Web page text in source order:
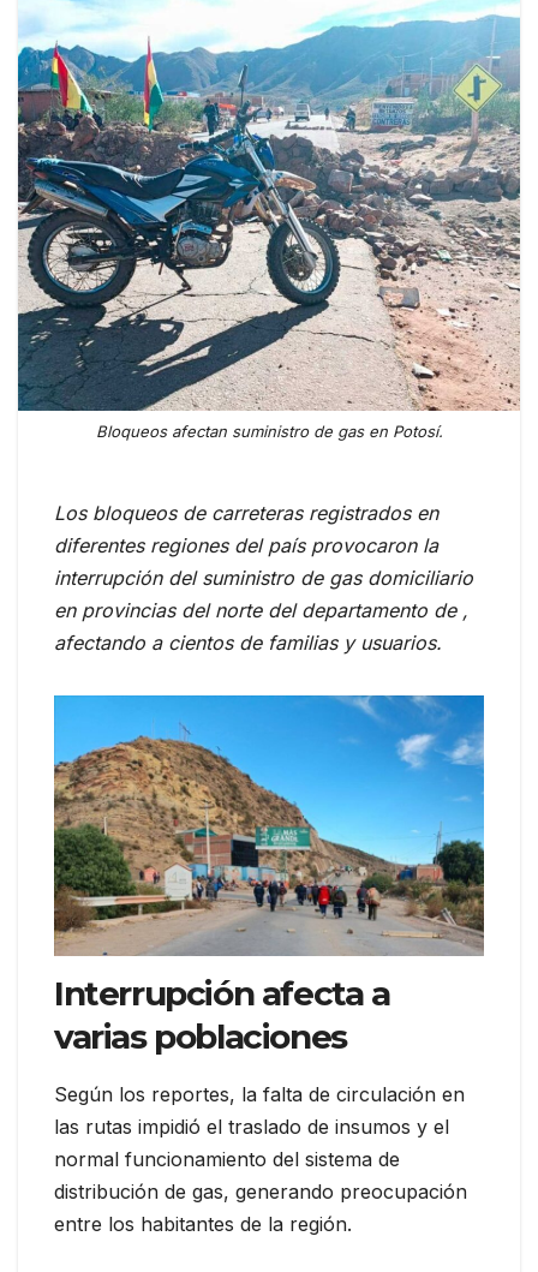
Bloqueos afectan suministro de gas en Potosí.
Los bloqueos de carreteras registrados en
diferentes regiones del país provocaron la
interrupción del suministro de gas domiciliario
en provincias del norte del departamento de ,
afectando a cientos de familias y usuarios.
Interrupción afecta a
varias poblaciones
Según los reportes, la falta de circulación en
las rutas impidió el traslado de insumos y el
normal funcionamiento del sistema de
distribución de gas, generando preocupación
entre los habitantes de la región.